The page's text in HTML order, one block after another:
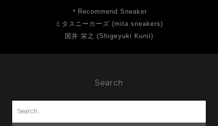
＊Recommend Sneaker
ミタスニーカーズ (mita sneakers)
国井 栄之 (Shigeyuki Kunii)
Search